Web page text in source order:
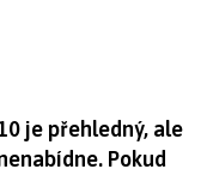
je přehledný, ale
Pokud